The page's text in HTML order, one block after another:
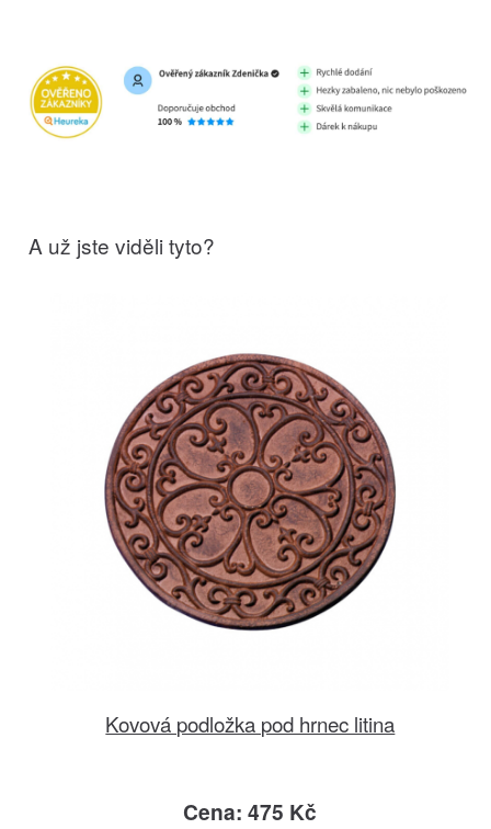
A už jste viděli tyto?
Kovová podložka pod hrnec litina
Cena: 475 Kč